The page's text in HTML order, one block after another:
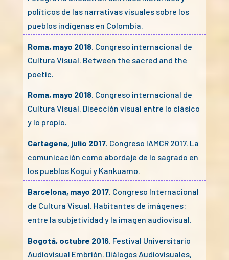
políticos de las narrativas visuales sobre los
pueblos indígenas en Colombia.
Roma, mayo 2018. Congreso internacional de
Cultura Visual. Between the sacred and the
poetic.
Roma, mayo 2018. Congreso internacional de
Cultura Visual. Disección visual entre lo clásico
y lo propio.
Cartagena, julio 2017. Congreso IAMCR 2017. La
comunicación como abordaje de lo sagrado en
los pueblos Kogui y Kankuamo.
Barcelona, mayo 2017. Congreso Internacional
de Cultura Visual. Habitantes de imágenes:
entre la subjetividad y la imagen audiovisual.
Bogotá, octubre 2016. Festival Universitario
Audiovisual Embrión. Diálogos Audiovisuales,